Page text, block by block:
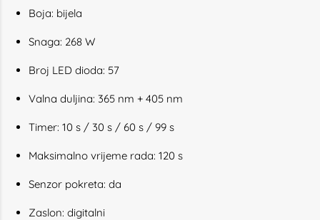
Boja: bijela
Snaga: 268 W
Broj LED dioda: 57
Valna duljina: 365 nm + 405 nm
Timer: 10 s / 30 s / 60 s / 99 s
Maksimalno vrijeme rada: 120 s
Senzor pokreta: da
Zaslon: digitalni